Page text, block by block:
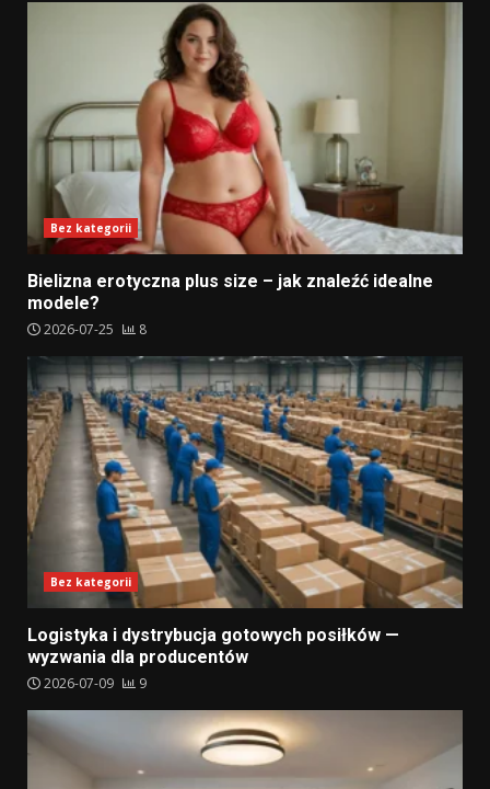
Bez kategorii
Bielizna erotyczna plus size – jak znaleźć idealne
modele?
2026-07-25 8
Bez kategorii
Logistyka i dystrybucja gotowych posiłków —
wyzwania dla producentów
2026-07-09 9